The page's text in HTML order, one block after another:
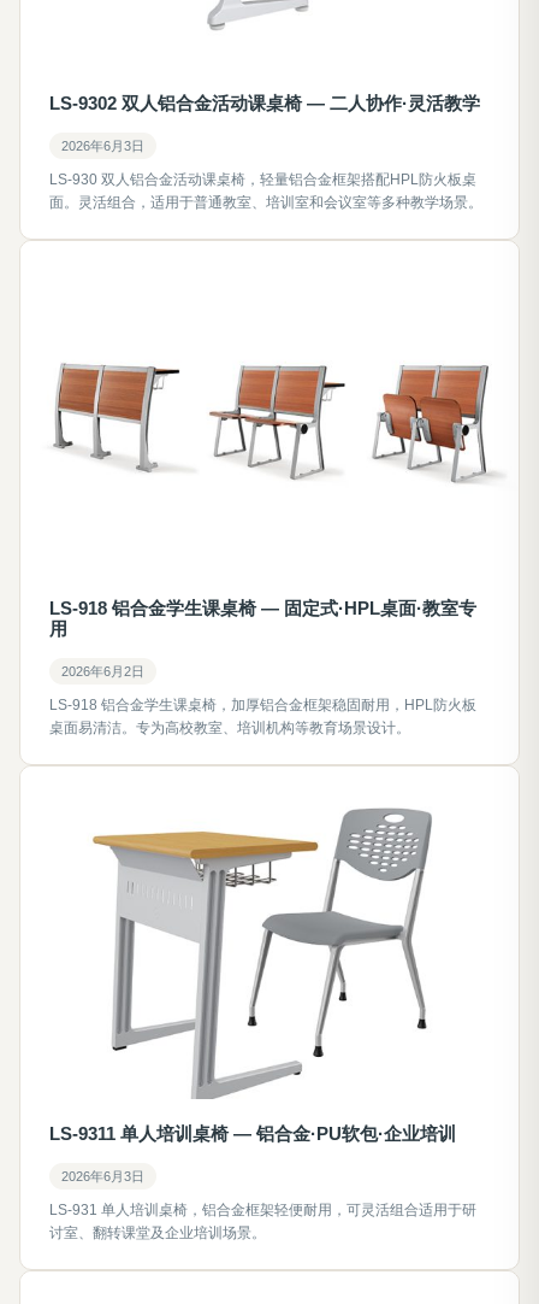
LS-9302 双人铝合金活动课桌椅 — 二人协作·灵活教学
2026年6月3日
LS-930 双人铝合金活动课桌椅，轻量铝合金框架搭配HPL防火板桌
面。灵活组合，适用于普通教室、培训室和会议室等多种教学场景。
LS-918 铝合金学生课桌椅 — 固定式·HPL桌面·教室专
用
2026年6月2日
LS-918 铝合金学生课桌椅，加厚铝合金框架稳固耐用，HPL防火板
桌面易清洁。专为高校教室、培训机构等教育场景设计。
LS-9311 单人培训桌椅 — 铝合金·PU软包·企业培训
2026年6月3日
LS-931 单人培训桌椅，铝合金框架轻便耐用，可灵活组合适用于研
讨室、翻转课堂及企业培训场景。